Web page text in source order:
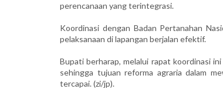
perencanaan yang terintegrasi.
Koordinasi dengan Badan Pertanahan
pelaksanaan di lapangan berjalan efektif.
Bupati berharap, melalui rapat koordinasi
sehingga tujuan reforma agraria dalam
tercapai. (zi/jp).